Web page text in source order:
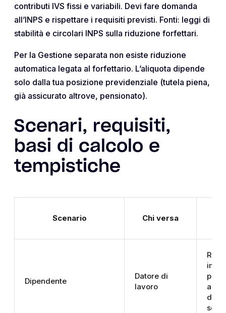
contributi IVS fissi e variabili. Devi fare domanda
all’INPS e rispettare i requisiti previsti. Fonti: leggi di
stabilità e circolari INPS sulla riduzione forfettari.
Per la Gestione separata non esiste riduzione
automatica legata al forfettario. L’aliquota dipende
solo dalla tua posizione previdenziale (tutela piena,
già assicurato altrove, pensionato).
Scenari, requisiti,
basi di calcolo e
tempistiche
Scenario Chi versa
Dipendente
Datore di
lavoro